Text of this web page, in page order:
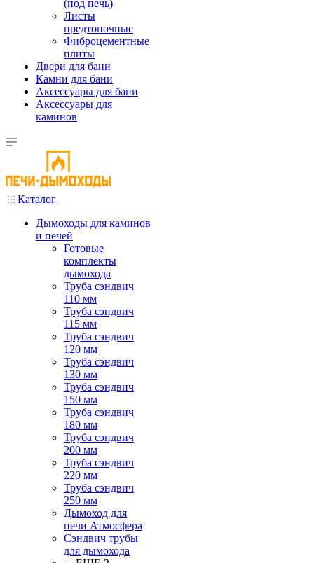
(под печь)
Листы
предтопочные
Фиброцементные
плиты
Двери для бани
Камни для бани
Аксессуары для бани
Аксессуары для
каминов
Каталог
Дымоходы для каминов
и печей
Готовые
комплекты
дымохода
Труба сэндвич
110 мм
Труба сэндвич
115 мм
Труба сэндвич
120 мм
Труба сэндвич
130 мм
Труба сэндвич
150 мм
Труба сэндвич
180 мм
Труба сэндвич
200 мм
Труба сэндвич
220 мм
Труба сэндвич
250 мм
Дымоход для
печи Атмосфера
Сэндвич трубы
для дымохода